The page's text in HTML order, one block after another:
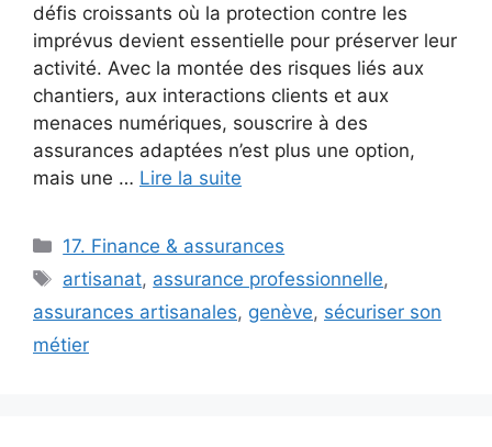
défis croissants où la protection contre les
imprévus devient essentielle pour préserver leur
activité. Avec la montée des risques liés aux
chantiers, aux interactions clients et aux
menaces numériques, souscrire à des
assurances adaptées n’est plus une option,
mais une … Lire la suite
Catégories
17. Finance & assurances
Étiquettes
artisanat, assurance professionnelle,
assurances artisanales, genève, sécuriser son
métier